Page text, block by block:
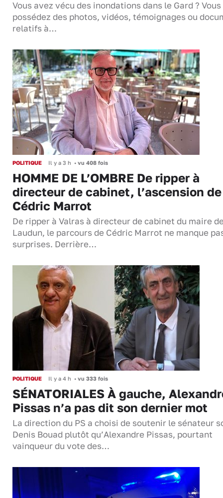
Vous avez vécu des inondations dans le Gard ? Vous
possédez des photos, vidéos, témoignages ou
relatifs à…
POLITIQUE Il y a 3 h • vu 408 fois
HOMME DE L’OMBRE De ripper à
directeur de cabinet, l’ascension de
Cédric Marrot
De ripper à Valras à directeur de cabinet du maire
Laudun, le parcours de Cédric Marrot ne manque
surprises. Derrière…
POLITIQUE Il y a 4 h • vu 333 fois
SÉNATORIALES À gauche,
Pissas n’a pas dit son dernier mot
La direction du PS a choisi de soutenir le sénateur
Denis Bouad plutôt qu’Alexandre Pissas, pourtant
vainqueur du vote des…